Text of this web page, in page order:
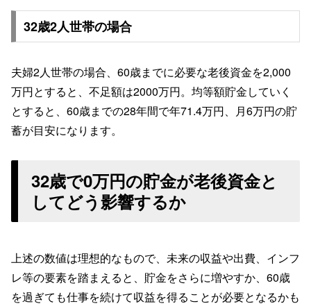
32歳2人世帯の場合
夫婦2人世帯の場合、60歳までに必要な老後資金を2,000
万円とすると、不足額は2000万円。均等額貯金していく
とすると、60歳までの28年間で年71.4万円、月6万円の貯
蓄が目安になります。
32歳で0万円の貯金が老後資金と
してどう影響するか
上述の数値は理想的なもので、未来の収益や出費、インフ
レ等の要素を踏まえると、貯金をさらに増やすか、60歳
を過ぎても仕事を続けて収益を得ることが必要となるかも